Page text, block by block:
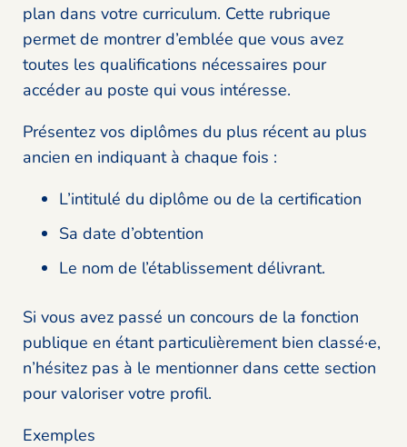
plan dans votre curriculum. Cette rubrique
permet de montrer d’emblée que vous avez
toutes les qualifications nécessaires pour
accéder au poste qui vous intéresse.
Présentez vos diplômes du plus récent au plus
ancien en indiquant à chaque fois :
L’intitulé du diplôme ou de la certification
Sa date d’obtention
Le nom de l’établissement délivrant.
Si vous avez passé un concours de la fonction
publique en étant particulièrement bien classé·e,
n’hésitez pas à le mentionner dans cette section
pour valoriser votre profil.
Exemples